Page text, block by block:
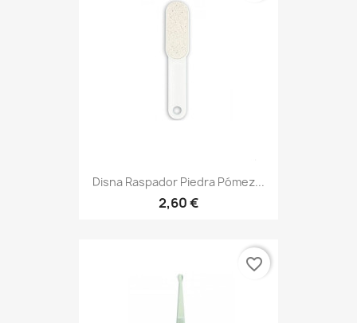
Disna Raspador Piedra Pómez...
2,60 €
favorite_border